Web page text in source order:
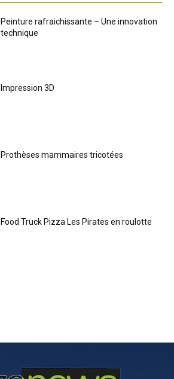
Peinture rafraichissante – Une innovation
technique
Impression 3D
Prothèses mammaires tricotées
Food Truck Pizza Les Pirates en roulotte